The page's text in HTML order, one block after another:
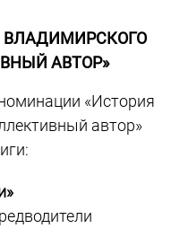
ВЛАДИМИРСКОГО
АВТОР»
«История
автор»